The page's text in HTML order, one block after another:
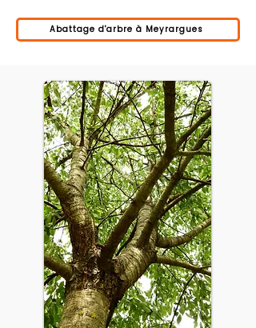
Abattage d'arbre à Meyrargues